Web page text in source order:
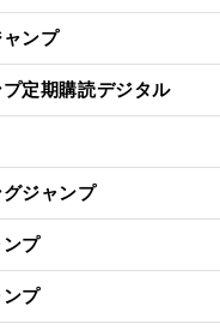
ンプ
定期購読デジタル
ジャンプ
プ
プ